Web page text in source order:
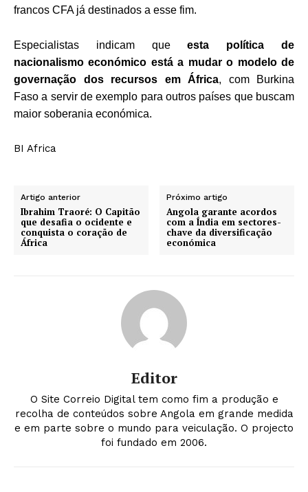
francos CFA já destinados a esse fim.
Especialistas indicam queesta política de
nacionalismo económico está a mudar o modelo de
governação dos recursos em África, com Burkina
Faso a servir de exemplo para outros países que buscam
maior soberania económica.
BI Africa
Artigo anterior
Ibrahim Traoré: O Capitão
que desafia o ocidente e
conquista o coração de
África
Próximo artigo
Angola garante acordos
com a Índia em sectores-
chave da diversificação
económica
Editor
O Site Correio Digital tem como fim a produção e
recolha de conteúdos sobre Angola em grande medida
e em parte sobre o mundo para veiculação. O projecto
foi fundado em 2006.